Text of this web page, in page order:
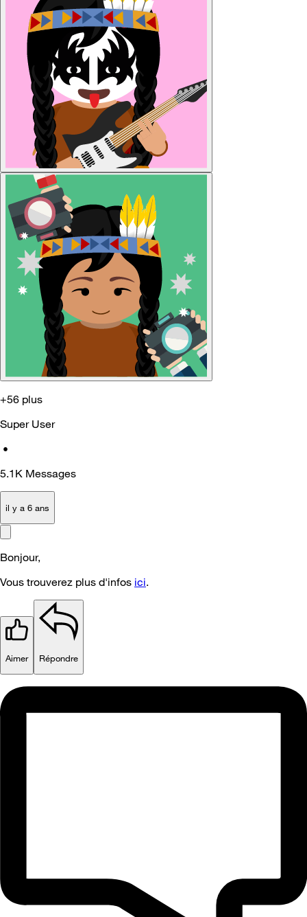
+56 plus
Super User
•
5.1K Messages
il y a 6 ans
Bonjour,
Vous trouverez plus d'infos ici.
Aimer Répondre